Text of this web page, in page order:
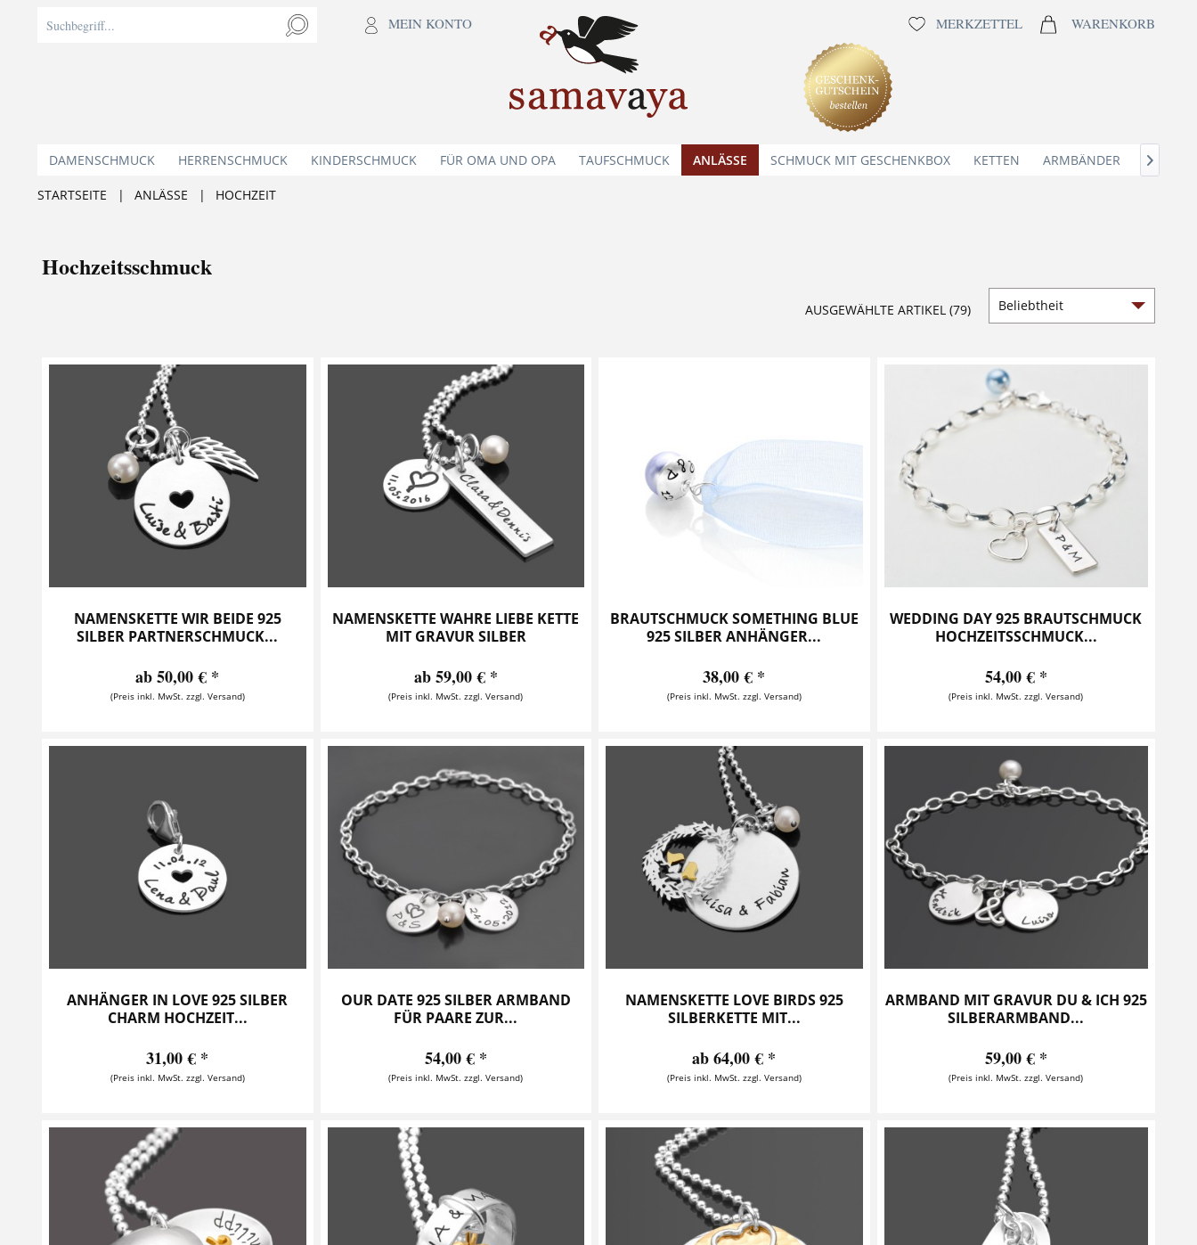
MEIN KONTO MERKZETTEL WARENKORB
DAMENSCHMUCK HERRENSCHMUCK KINDERSCHMUCK FÜR OMA UND OPA TAUFSCHMUCK ANLÄSSE SCHMUCK MIT GESCHENKBOX KETTEN ARMBÄNDER 
STARTSEITE | ANLÄSSE | HOCHZEIT
Hochzeitsschmuck
AUSGEWÄHLTE ARTIKEL (79)
NAMENSKETTE WIR BEIDE 925
SILBER PARTNERSCHMUCK...
ab 50,00 € *
(Preis inkl. MwSt. zzgl. Versand)
NAMENSKETTE WAHRE LIEBE KETTE
MIT GRAVUR SILBER
ab 59,00 € *
(Preis inkl. MwSt. zzgl. Versand)
BRAUTSCHMUCK SOMETHING BLUE
925 SILBER ANHÄNGER...
38,00 € *
(Preis inkl. MwSt. zzgl. Versand)
WEDDING DAY 925 BRAUTSCHMUCK
HOCHZEITSSCHMUCK...
54,00 € *
(Preis inkl. MwSt. zzgl. Versand)
ANHÄNGER IN LOVE 925 SILBER
CHARM HOCHZEIT...
31,00 € *
(Preis inkl. MwSt. zzgl. Versand)
OUR DATE 925 SILBER ARMBAND
FÜR PAARE ZUR...
54,00 € *
(Preis inkl. MwSt. zzgl. Versand)
NAMENSKETTE LOVE BIRDS 925
SILBERKETTE MIT...
ab 64,00 € *
(Preis inkl. MwSt. zzgl. Versand)
ARMBAND MIT GRAVUR DU & ICH 925
SILBERARMBAND...
59,00 € *
(Preis inkl. MwSt. zzgl. Versand)